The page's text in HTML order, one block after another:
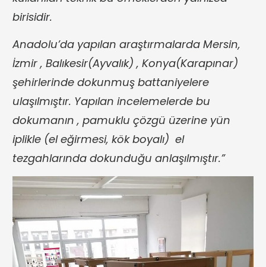
birisidir.
Anadolu’da yapılan araştırmalarda Mersin,
İzmir , Balıkesir(Ayvalık) , Konya(Karapınar)
şehirlerinde dokunmuş battaniyelere
ulaşılmıştır. Yapılan incelemelerde bu
dokumanın , pamuklu çözgü üzerine yün
iplikle (el eğirmesi, kök boyalı) el
tezgahlarında dokunduğu anlaşılmıştır.”